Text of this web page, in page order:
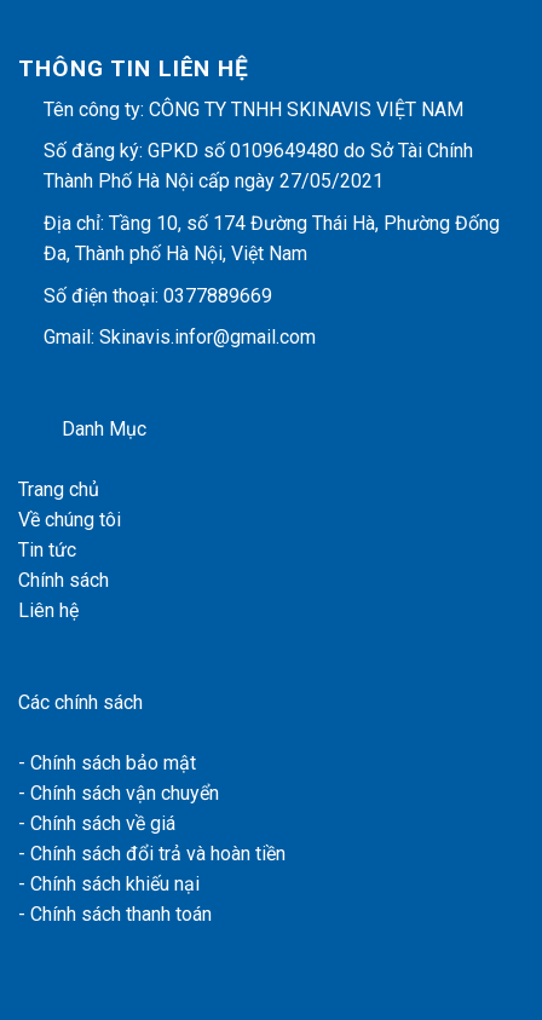
THÔNG TIN LIÊN HỆ
Tên công ty: CÔNG TY TNHH SKINAVIS VIỆT NAM
Số đăng ký: GPKD số 0109649480 do Sở Tài Chính
Thành Phố Hà Nội cấp ngày 27/05/2021
Địa chỉ: Tầng 10, số 174 Đường Thái Hà, Phường Đống
Đa, Thành phố Hà Nội, Việt Nam
Số điện thoại: 0377889669
Gmail: Skinavis.infor@gmail.com
Danh Mục
Trang chủ
Về chúng tôi
Tin tức
Chính sách
Liên hệ
Các chính sách
- Chính sách bảo mật
- Chính sách vận chuyển
- Chính sách về giá
- Chính sách đổi trả và hoàn tiền
- Chính sách khiếu nại
- Chính sách thanh toán